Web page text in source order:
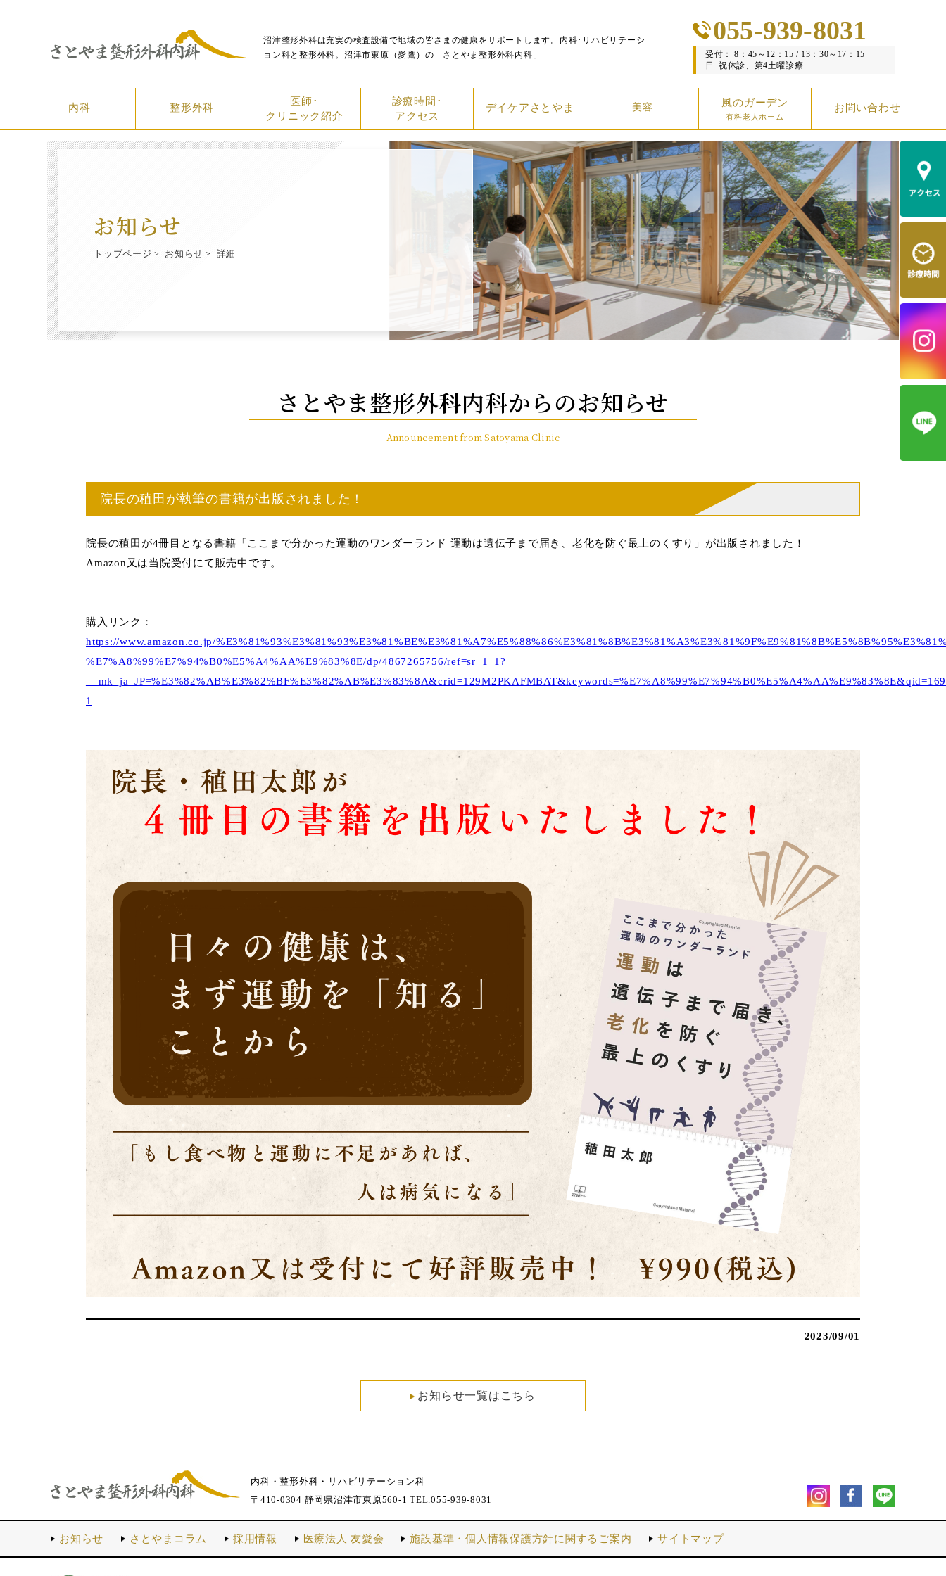
沼津整形外科は充実の検査設備で地域の皆さまの健康をサポートします。内科･リハビリテーシ
ョン科と整形外科。沼津市東原（愛鷹）の「さとやま整形外科内科」
055-939-8031
受付： 8：45～12：15 / 13：30～17：15
日･祝休診、第4土曜診療
内科 整形外科
医師･
クリニック紹介
診療時間･
アクセス
デイケアさとやま 美容 風のガーデン
有料老人ホーム
お問い合わせ
お知らせ
トップページ お知らせ 詳細
さとやま整形外科内科からのお知らせ
Announcement from Satoyama Clinic
院長の稙田が執筆の書籍が出版されました！
院長の稙田が4冊目となる書籍「ここまで分かった運動のワンダーランド 運動は遺伝子まで届き、老化を防ぐ最上のくすり」が出版されました！
Amazon又は当院受付にて販売中です。
購入リンク：
https://www.amazon.co.jp/
%E7%A8%99%E7%94%B0%E5%A4%AA%E9%83%8E/dp/4867265756/ref=sr_1_1?
1
2023/09/01
お知らせ一覧はこちら
内科・整形外科・リハビリテーション科
〒410-0304 静岡県沼津市東原560-1 TEL.055-939-8031
お知らせ さとやまコラム 採用情報 医療法人 友愛会 施設基準・個人情報保護方針に関するご案内 サイトマップ